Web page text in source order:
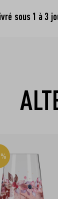
sous 1 à 3